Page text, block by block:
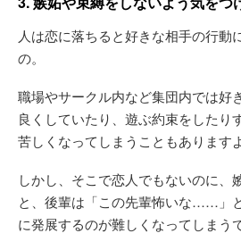
人は恋に落ちると好きな相手の行動
の。
職場やサークル内など集団内では好
良くしていたり、遊ぶ約束をしたり
苦しくなってしまうこともありますよ
しかし、そこで恋人でもないのに、
と、後輩は「この先輩怖いな……」
に発展するのが難しくなってしまう